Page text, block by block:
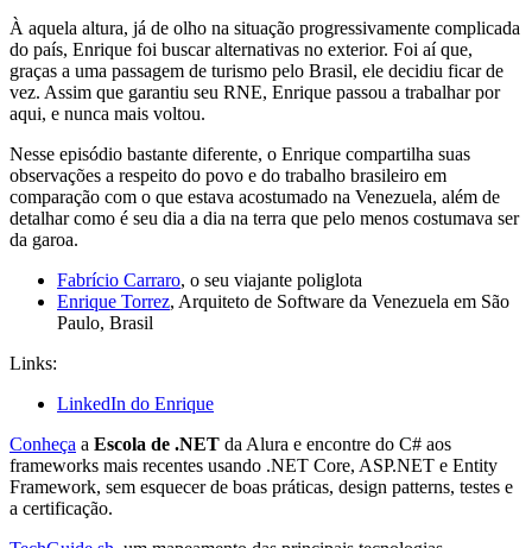
À aquela altura, já de olho na situação progressivamente complicada
do país, Enrique foi buscar alternativas no exterior. Foi aí que,
graças a uma passagem de turismo pelo Brasil, ele decidiu ficar de
vez. Assim que garantiu seu RNE, Enrique passou a trabalhar por
aqui, e nunca mais voltou.
Nesse episódio bastante diferente, o Enrique compartilha suas
observações a respeito do povo e do trabalho brasileiro em
comparação com o que estava acostumado na Venezuela, além de
detalhar como é seu dia a dia na terra que pelo menos costumava ser
da garoa.
Fabrício Carraro, o seu viajante poliglota
Enrique Torrez, Arquiteto de Software da Venezuela em São
Paulo, Brasil
Links:
LinkedIn do Enrique
Conheça a Escola de .NET da Alura e encontre do C# aos
frameworks mais recentes usando .NET Core, ASP.NET e Entity
Framework, sem esquecer de boas práticas, design patterns, testes e
a certificação.